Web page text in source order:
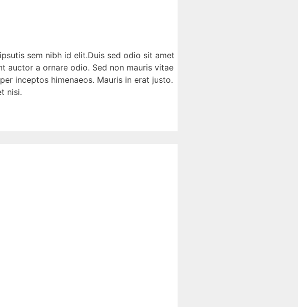
sem nibh id elit.Duis sed odio sit amet
auctor a ornare odio. Sed non mauris vitae
inceptos himenaeos. Mauris in erat justo.
nisi.